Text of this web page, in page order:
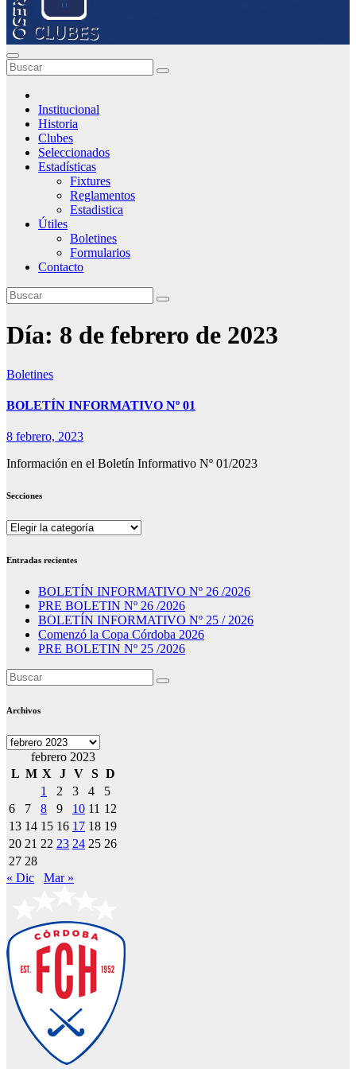
Institucional
Historia
Clubes
Seleccionados
Estadísticas
Fixtures
Reglamentos
Estadistica
Útiles
Boletines
Formularios
Contacto
Día: 8 de febrero de 2023
Boletines
BOLETÍN INFORMATIVO Nº 01
8 febrero, 2023
Información en el Boletín Informativo Nº 01/2023
Secciones
Secciones
Entradas recientes
BOLETÍN INFORMATIVO Nº 26 /2026
PRE BOLETIN Nº 26 /2026
BOLETÍN INFORMATIVO Nº 25 / 2026
Comenzó la Copa Córdoba 2026
PRE BOLETIN Nº 25 /2026
Archivos
Archivos
febrero 2023
L M X J V S D
1
2 3 4
5
6
7 8 9 10 11 12
13 14 15 16 17 18 19
20 21 22 23 24 25 26
27 28
« Dic
Mar »